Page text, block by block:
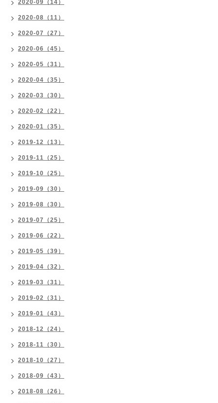
2020-09（14）
2020-08（11）
2020-07（27）
2020-06（45）
2020-05（31）
2020-04（35）
2020-03（30）
2020-02（22）
2020-01（35）
2019-12（13）
2019-11（25）
2019-10（25）
2019-09（30）
2019-08（30）
2019-07（25）
2019-06（22）
2019-05（39）
2019-04（32）
2019-03（31）
2019-02（31）
2019-01（43）
2018-12（24）
2018-11（30）
2018-10（27）
2018-09（43）
2018-08（26）